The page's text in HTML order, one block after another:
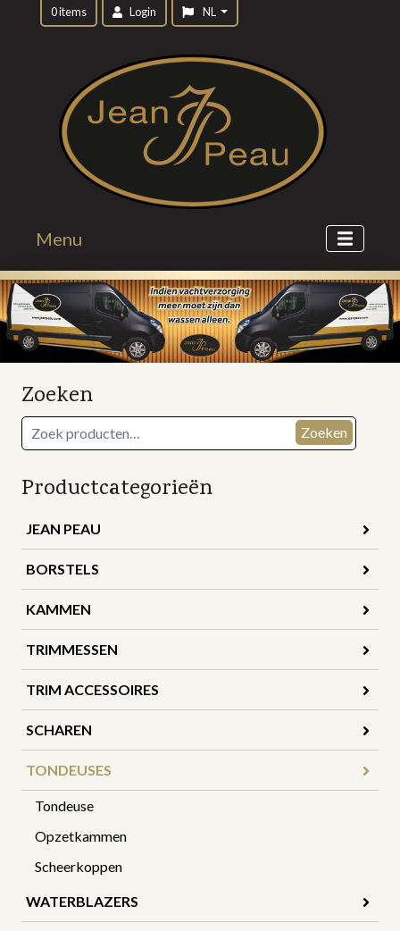
0 items Login NL
Menu
Zoeken
Zoeken
naar:
Zoeken
Productcategorieën
JEAN PEAU
BORSTELS
KAMMEN
TRIMMESSEN
TRIM ACCESSOIRES
SCHAREN
TONDEUSES
Tondeuse
Opzetkammen
Scheerkoppen
WATERBLAZERS